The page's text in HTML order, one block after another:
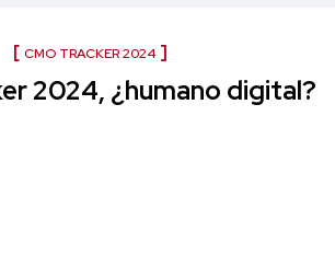
CMO TRACKER 2024
2024, ¿humano digital?